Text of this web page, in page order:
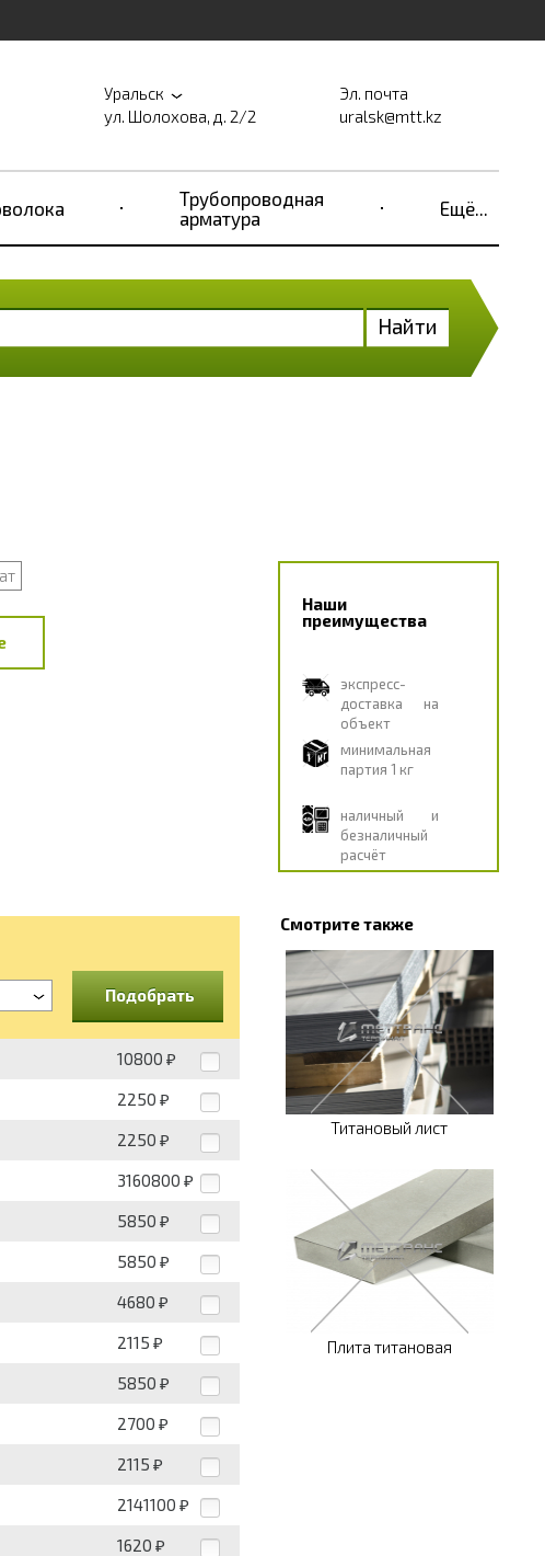
Уральск
ул. Шолохова, д. 2/2
Эл. почта
uralsk@mtt.kz
Трубопроводная
арматура
Ещё...
Найти
Наши
преимущества
экспресс-
доставка на
объект
минимальная
партия 1 кг
наличный и
безналичный
расчёт
Подобрать
10800 ₽
2250 ₽
2250 ₽
3160800 ₽
5850 ₽
5850 ₽
4680 ₽
2115 ₽
5850 ₽
2700 ₽
2115 ₽
2141100 ₽
1620 ₽
Смотрите также
Титановый лист
Плита титановая